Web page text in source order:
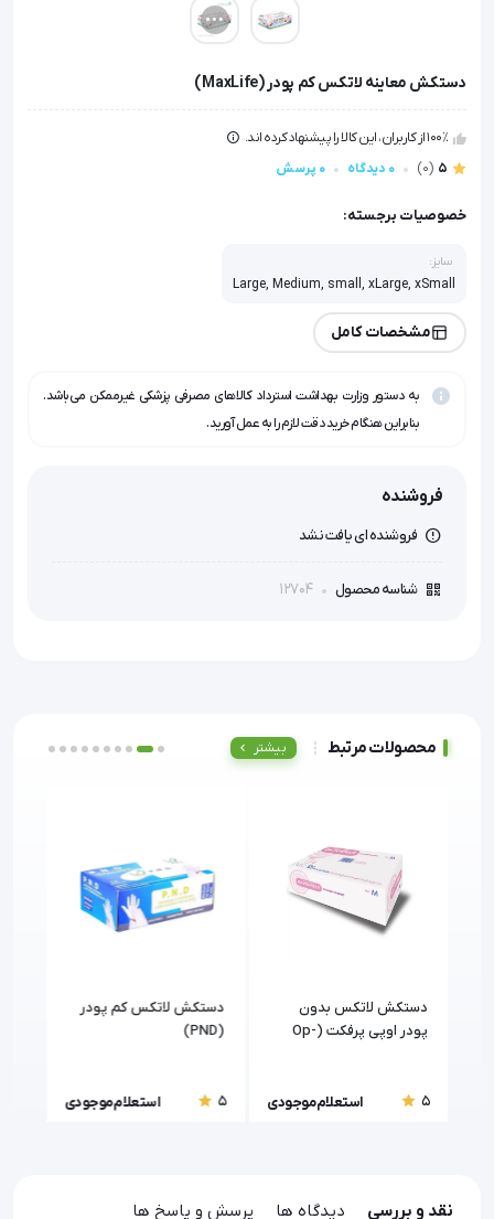
دستکش معاینه لاتکس کم پودر (MaxLife)
100٪ از کاربران، این کالا را پیشنهاد کرده اند.
5
(0) 0 دیدگاه 0 پرسش
خصوصیات برجسته:
سایز:
Large, Medium, small, xLarge, xSmall
مشخصات کامل
به دستور وزارت بهداشت استرداد کالاهای مصرفی پزشکی غیرممکن می‌باشد.
بنابراین هنگام خرید دقت لازم را به عمل آورید.
فروشنده
فروشنده ای یافت نشد
شناسه محصول 12704
محصولات مرتبط بیشتر
دستکش لاتکس بدون
پودر اوپی پرفکت (Op-
5 استعلام موجودی
دستکش لاتکس کم پودر
(PND)
5 استعلام موجودی
نقد و بررسی دیدگاه ها پرسش و پاسخ ها